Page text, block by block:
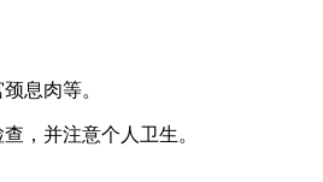
息肉等。
，并注意个人卫生。